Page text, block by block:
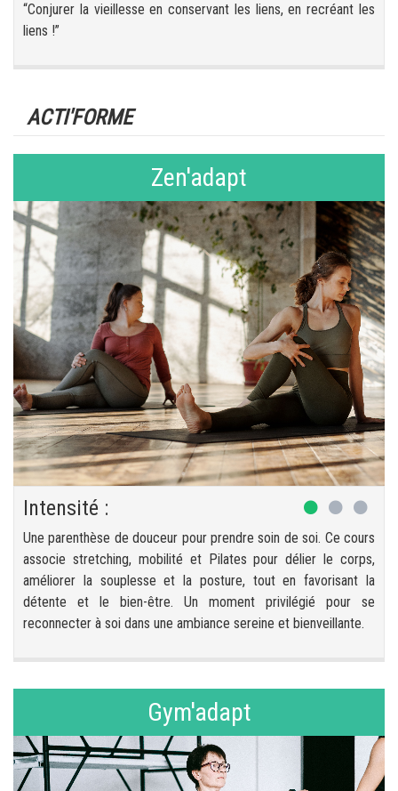
“Conjurer la vieillesse en conservant les liens, en recréant les
liens !”
ACTI'FORME
Zen'adapt
Intensité :
Une parenthèse de douceur pour prendre soin de soi. Ce cours
associe stretching, mobilité et Pilates pour délier le corps,
améliorer la souplesse et la posture, tout en favorisant la
détente et le bien-être. Un moment privilégié pour se
reconnecter à soi dans une ambiance sereine et bienveillante.
Gym'adapt